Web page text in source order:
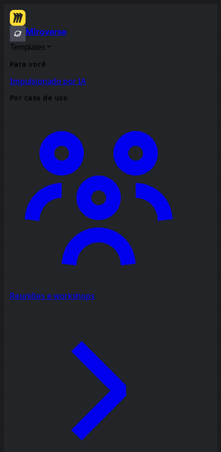
Miroverse
Templates
Para você
Impulsionado por IA
Por caso de uso
Reuniões e workshops